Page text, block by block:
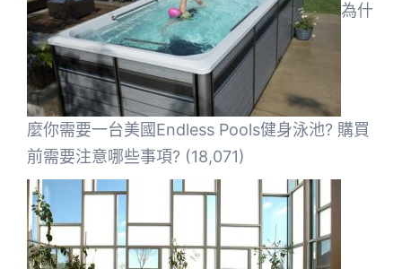
為什
麼你需要一台美國Endless Pools健身泳池? 購買
前需要注意哪些事項? (18,071)